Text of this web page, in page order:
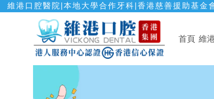
維港口腔醫院|本地大學合作牙科|香港慈善援助基
首頁 維